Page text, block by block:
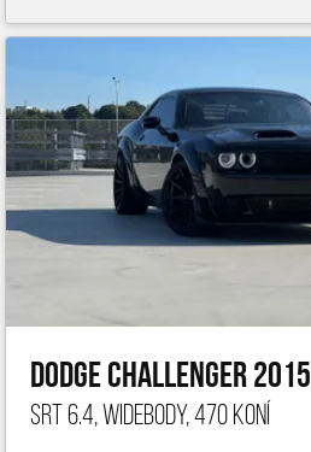
Dodge Challenger 2015
SRT 6.4, widebody, 470 koní